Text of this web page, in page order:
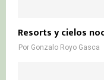
Resorts y cielos
Por Gonzalo Royo Gasca